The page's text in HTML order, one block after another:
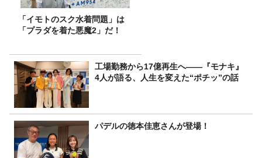
「イモトのスク水着問題」は
「プラダを着た悪魔2」だ！
工場勤務から17億再生へ——『モナキ』
4人が語る、人生を変えた“ポチッ”の話
パデルの徳本佳恵さんが登場！